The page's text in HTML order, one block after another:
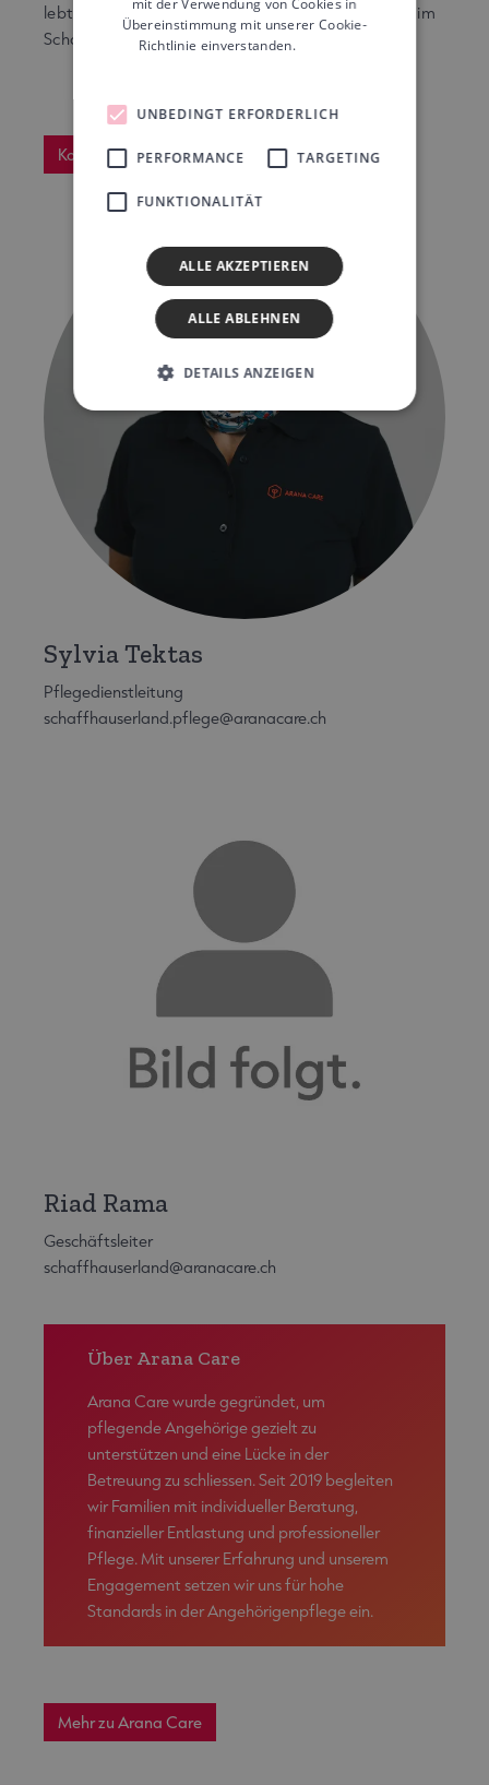
lebt von Nähe, Verständnis und Herz – Tag für Tag, im
Schaffhauserland.
Kontakt aufnehmen
Sylvia Tektas
Pflegedienstleitung
schaffhauserland.pflege@aranacare.ch
Riad Rama
Geschäftsleiter
schaffhauserland@aranacare.ch
Über Arana Care
Arana Care wurde gegründet, um
pflegende Angehörige gezielt zu
unterstützen und eine Lücke in der
Betreuung zu schliessen. Seit 2019 begleiten
wir Familien mit individueller Beratung,
finanzieller Entlastung und professioneller
Pflege. Mit unserer Erfahrung und unserem
Engagement setzen wir uns für hohe
Standards in der Angehörigenpflege ein.
Mehr zu Arana Care
Übereinstimmung mit unserer Cookie-
Richtlinie einverstanden.
UNBEDINGT ERFORDERLICH
PERFORMANCE TARGETING
FUNKTIONALITÄT
ALLE AKZEPTIEREN
ALLE ABLEHNEN
DETAILS ANZEIGEN